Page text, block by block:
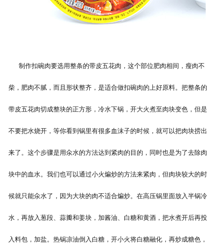
制作扣碗肉要选用整条的带皮五花肉，这个部位肥肉相间，瘦肉不
柴，肥肉不腻，而且形状整齐，是适合做扣碗肉的上好原料。把整条的
带皮五花肉切成整块的正方形，冷水下锅，开大火煮至肉块变色，但是
不要把水烧开，等你看到锅里有很多血沫子的时候，就可以把肉块捞出
来了。这个步骤是用氽水的方法达到紧肉的目的，同时也是为了去除肉
块中的血水。我们也可以通过小火煸炒的方法来紧肉，但肉块较大的时
候就只能氽水了，因为大块的肉不适合煸炒。在高压锅里面放入半锅冷
水，再放入葱段、蒜瓣和姜块，加酱油、白糖和黄酒，把水煮开后再投
入料包，加盐。热锅凉油倒入白糖，开小火将白糖融化，再炒成糖色，